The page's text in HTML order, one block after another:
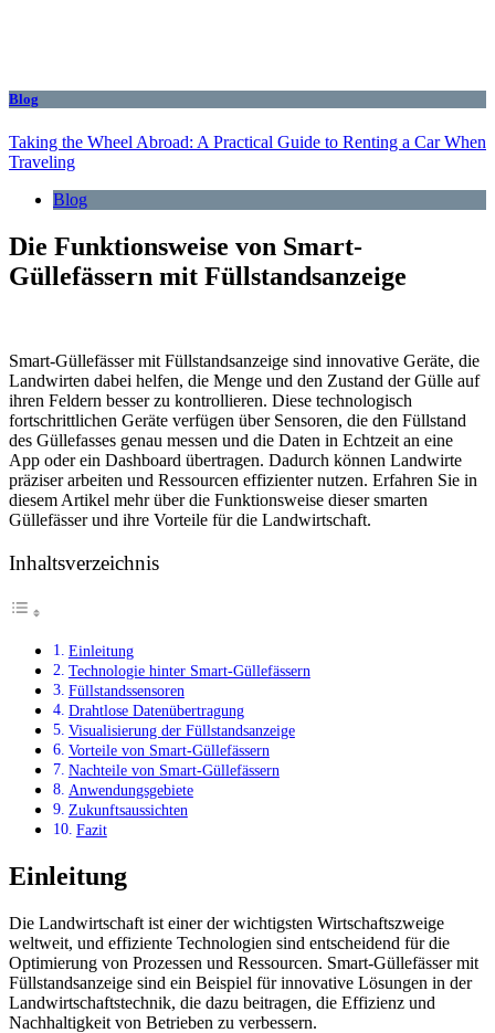
Blog
Taking the Wheel Abroad: A Practical Guide to Renting a Car When
Traveling
Blog
Die Funktionsweise von Smart-
Güllefässern mit Füllstandsanzeige
Smart-Güllefässer mit Füllstandsanzeige sind innovative Geräte, die
Landwirten dabei helfen, die Menge und den Zustand der Gülle auf
ihren Feldern besser zu kontrollieren. Diese technologisch
fortschrittlichen Geräte verfügen über Sensoren, die den Füllstand
des Güllefasses genau messen und die Daten in Echtzeit an eine
App oder ein Dashboard übertragen. Dadurch können Landwirte
präziser arbeiten und Ressourcen effizienter nutzen. Erfahren Sie in
diesem Artikel mehr über die Funktionsweise dieser smarten
Güllefässer und ihre Vorteile für die Landwirtschaft.
Inhaltsverzeichnis
Einleitung
Technologie hinter Smart-Güllefässern
Füllstandssensoren
Drahtlose Datenübertragung
Visualisierung der Füllstandsanzeige
Vorteile von Smart-Güllefässern
Nachteile von Smart-Güllefässern
Anwendungsgebiete
Zukunftsaussichten
Fazit
Einleitung
Die Landwirtschaft ist einer der wichtigsten Wirtschaftszweige
weltweit, und effiziente Technologien sind entscheidend für die
Optimierung von Prozessen und Ressourcen. Smart-Güllefässer mit
Füllstandsanzeige sind ein Beispiel für innovative Lösungen in der
Landwirtschaftstechnik, die dazu beitragen, die Effizienz und
Nachhaltigkeit von Betrieben zu verbessern.